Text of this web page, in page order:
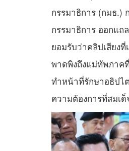
กรรมาธิการ (กมธ.)
กรรมาธิการ ออกแ
ยอมรับว่าคลิปเสียง
พาดพิงถึงแม่ทัพภาค
ทำหน้าที่รักษาอธิปไ
ความต้องการที่สมเด็